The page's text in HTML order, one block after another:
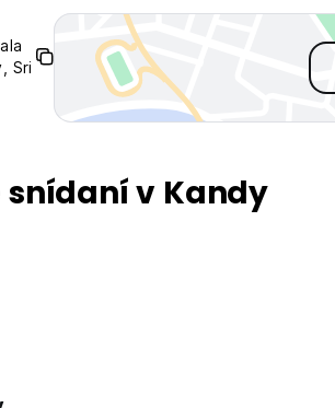
Sri
snídaní v Kandy